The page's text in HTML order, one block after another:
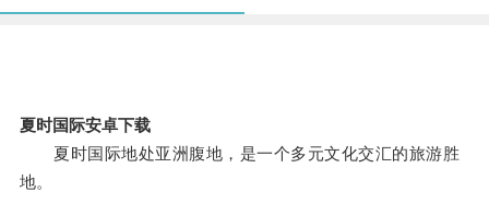
夏时国际安卓下载
夏时国际地处亚洲腹地，是一个多元文化交汇的旅游胜
地。